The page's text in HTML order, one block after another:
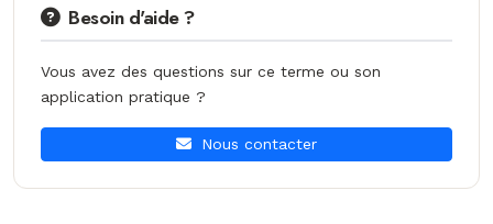
Besoin d'aide ?
Vous avez des questions sur ce terme ou son
application pratique ?
Nous contacter